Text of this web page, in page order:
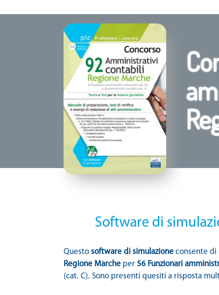
Software di
Questo software di simulazione consente di
Regione Marche per 56 Funzionari
(cat. C). Sono presenti quesiti a risposta